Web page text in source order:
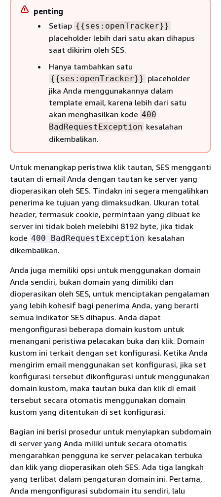
penting
Setiap {{ses:openTracker}}
placeholder lebih dari satu akan dihapus
saat dikirim oleh SES.
Hanya tambahkan satu
{{ses:openTracker}} placeholder
jika Anda menggunakannya dalam
template email, karena lebih dari satu
akan menghasilkan kode 400
BadRequestException kesalahan
dikembalikan.
Untuk menangkap peristiwa klik tautan, SES mengganti
tautan di email Anda dengan tautan ke server yang
dioperasikan oleh SES. Tindakn ini segera mengalihkan
penerima ke tujuan yang dimaksudkan. Ukuran total
header, termasuk cookie, permintaan yang dibuat ke
server ini tidak boleh melebihi 8192 byte, jika tidak
kode 400 BadRequestException kesalahan
dikembalikan.
Anda juga memiliki opsi untuk menggunakan domain
Anda sendiri, bukan domain yang dimiliki dan
dioperasikan oleh SES, untuk menciptakan pengalaman
yang lebih kohesif bagi penerima Anda, yang berarti
semua indikator SES dihapus. Anda dapat
mengonfigurasi beberapa domain kustom untuk
menangani peristiwa pelacakan buka dan klik. Domain
kustom ini terkait dengan set konfigurasi. Ketika Anda
mengirim email menggunakan set konfigurasi, jika set
konfigurasi tersebut dikonfigurasi untuk menggunakan
domain kustom, maka tautan buka dan klik di email
tersebut secara otomatis menggunakan domain
kustom yang ditentukan di set konfigurasi.
Bagian ini berisi prosedur untuk menyiapkan subdomain
di server yang Anda miliki untuk secara otomatis
mengarahkan pengguna ke server pelacakan terbuka
dan klik yang dioperasikan oleh SES. Ada tiga langkah
yang terlibat dalam pengaturan domain ini. Pertama,
Anda mengonfigurasi subdomain itu sendiri, lalu